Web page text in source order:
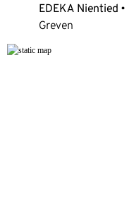
EDEKA Nientied
Greven